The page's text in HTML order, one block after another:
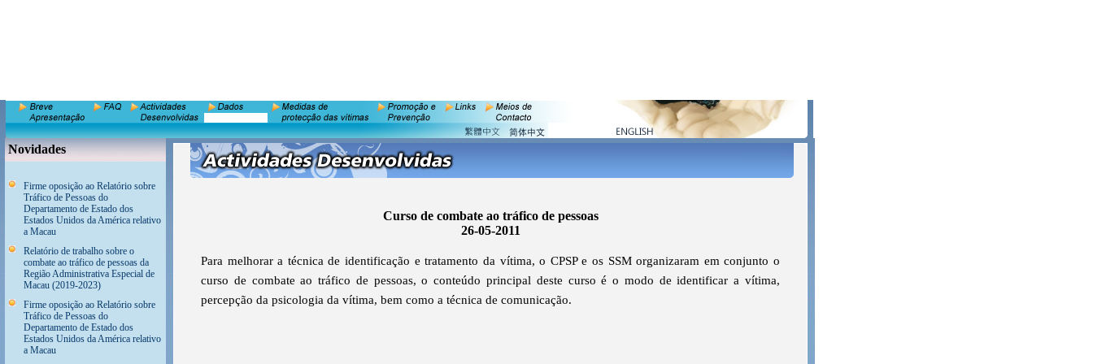
Novidades
Firme oposição ao Relatório sobre
Tráfico de Pessoas do
Departamento de Estado dos
Estados Unidos da América relativo
a Macau
Relatório de trabalho sobre o
combate ao tráfico de pessoas da
Região Administrativa Especial de
Macau (2019-2023)
Firme oposição ao Relatório sobre
Tráfico de Pessoas do
Departamento de Estado dos
Estados Unidos da América relativo
a Macau
Curso de combate ao tráfico de pessoas
26-05-2011
Para melhorar a técnica de identificação e tratamento da vítima, o CPSP e os SSM organizaram em conjunto o
curso de combate ao tráfico de pessoas, o conteúdo principal deste curso é o modo de identificar a vítima,
percepção da psicologia da vítima, bem como a técnica de comunicação.